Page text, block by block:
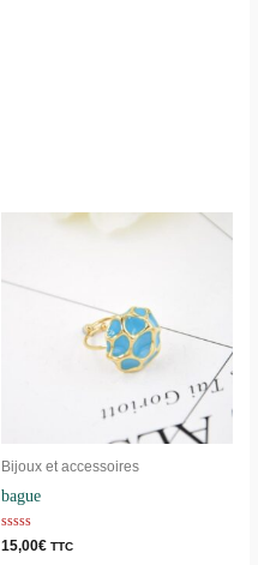
Bijoux et accessoires
bague
Note
0
15,00€ TTC